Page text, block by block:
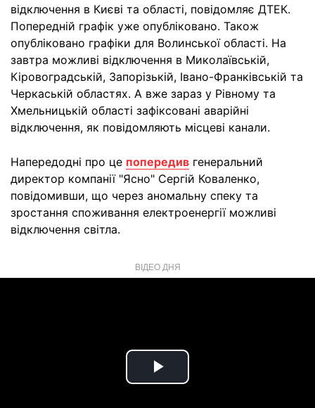
відключення в Києві та області, повідомляє ДТЕК.
Попередній графік уже опубліковано. Також
опубліковано графіки для Волинської області. На
завтра можливі відключення в Миколаївській,
Кіровоградській, Запорізькій, Івано-Франківській та
Черкаській областях. А вже зараз у Рівному та
Хмельницькій області зафіксовані аварійні
відключення, як повідомляють місцеві канали.
Напередодні про це попередив генеральний
директор компанії "Ясно" Сергій Коваленко,
повідомивши, що через аномальну спеку та
зростання споживання електроенергії можливі
відключення світла.
ВІДЕО ДНЯ
Play